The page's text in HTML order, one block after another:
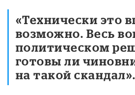
«Технически это
возможно. Весь
политическом
готовы ли
на такой скандал».